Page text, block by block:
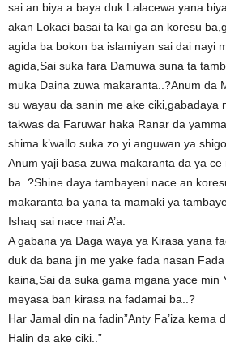
sai an biya a baya duk Lalacewa yana
akan Lokaci basai ta kai ga an koresu
agida ba bokon ba islamiyan sai dai nayi
agida,Sai suka fara Damuwa suna ta
muka Daina zuwa makaranta..?Anum da
su wayau da sanin me ake ciki,gabadaya
takwas da Faruwar haka Ranar da
shima k’wallo suka zo yi anguwan ya
Anum yaji basa zuwa makaranta da ya
ba..?Shine daya tambayeni nace an
makaranta ba yana ta mamaki ya
Ishaq sai nace mai A’a.
A gabana ya Daga waya ya Kirasa yana
duk da bana jin me yake fada nasan
kaina,Sai da suka gama mgana yace min
meyasa ban kirasa na fadamai ba..?
Har Jamal din na fadin”Anty Fa’iza kema
Halin da ake ciki..”